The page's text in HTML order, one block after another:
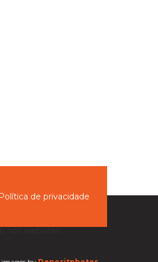
Política de privacidade
nos websites.